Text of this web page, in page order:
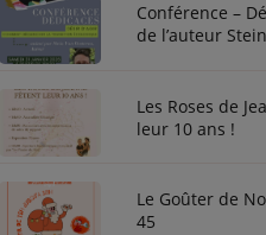
Conférence –
de l’auteur
Les Roses de
leur 10 ans !
Le Goûter de
45